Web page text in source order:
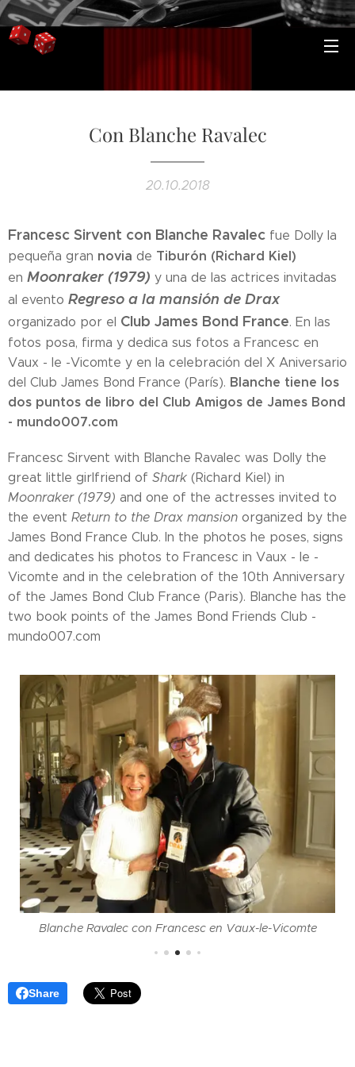
Con Blanche Ravalec
20.10.2018
Francesc Sirvent con Blanche Ravalec fue Dolly la
pequeña gran novia de Tiburón (Richard Kiel)
en Moonraker (1979) y una de las actrices invitadas
al evento Regreso a la mansión de Drax
organizado por el Club James Bond France. En las
fotos posa, firma y dedica sus fotos a Francesc en
Vaux - le -Vicomte y en la celebración del X Aniversario
del Club James Bond France (París). Blanche tiene los
dos puntos de libro del Club Amigos de James Bond
- mundo007.com
Francesc Sirvent with Blanche Ravalec was Dolly the
great little girlfriend of Shark (Richard Kiel) in
Moonraker (1979) and one of the actresses invited to
the event Return to the Drax mansion organized by the
James Bond France Club. In the photos he poses, signs
and dedicates his photos to Francesc in Vaux - le -
Vicomte and in the celebration of the 10th Anniversary
of the James Bond Club France (Paris). Blanche has the
two book points of the James Bond Friends Club -
mundo007.com
Blanche Ravalec con Francesc en Vaux-le-Vicomte
Share